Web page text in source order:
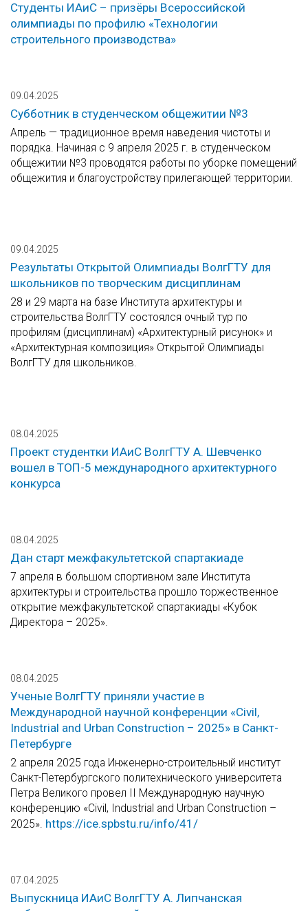
Студенты ИАиС – призёры Всероссийской
олимпиады по профилю «Технологии
строительного производства»
09.04.2025
Субботник в студенческом общежитии №3
Апрель — традиционное время наведения чистоты и
порядка. Начиная с 9 апреля 2025 г. в студенческом
общежитии №3 проводятся работы по уборке помещений
общежития и благоустройству прилегающей территории.
09.04.2025
Результаты Открытой Олимпиады ВолгГТУ для
школьников по творческим дисциплинам
28 и 29 марта на базе Института архитектуры и
строительства ВолгГТУ состоялся очный тур по
профилям (дисциплинам) «Архитектурный рисунок» и
«Архитектурная композиция» Открытой Олимпиады
ВолгГТУ для школьников.
08.04.2025
Проект студентки ИАиС ВолгГТУ А. Шевченко
вошел в ТОП-5 международного архитектурного
конкурса
08.04.2025
Дан старт межфакультетской спартакиаде
7 апреля в большом спортивном зале Института
архитектуры и строительства прошло торжественное
открытие межфакультетской спартакиады «Кубок
Директора – 2025».
08.04.2025
Ученые ВолгГТУ приняли участие в
Международной научной конференции «Civil,
Industrial and Urban Construction – 2025» в Санкт-
Петербурге
2 апреля 2025 года Инженерно-строительный институт
Санкт-Петербургского политехнического университета
Петра Великого провел II Международную научную
конференцию «Civil, Industrial and Urban Construction –
2025». https://ice.spbstu.ru/info/41/
07.04.2025
Выпускница ИАиС ВолгГТУ А. Липчанская